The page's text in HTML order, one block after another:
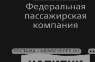
РЕКЛАМА • ABINBEVEFES.RU